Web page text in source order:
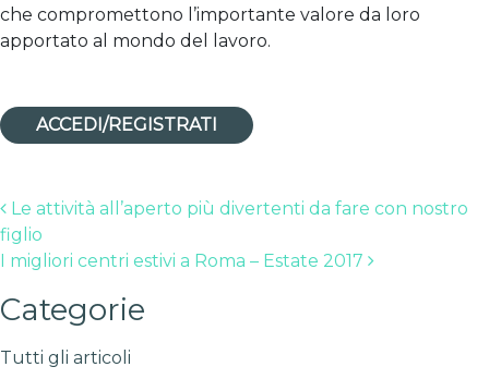
che compromettono l’importante valore da loro
apportato al mondo del lavoro.
ACCEDI/REGISTRATI
Post navigation
Le attività all’aperto più divertenti da fare con nostro
figlio
I migliori centri estivi a Roma – Estate 2017
Categorie
Tutti gli articoli